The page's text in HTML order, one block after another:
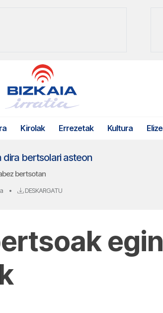
Kirolak Errezetak Kultura
dira bertsolari asteon
bertsotan
• DESKARGATU